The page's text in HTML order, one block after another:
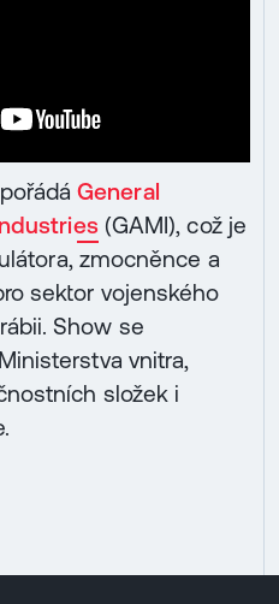
pořádáGeneral
(GAMI), což je
zmocněnce a
sektor vojenského
Show se
vnitra,
složek i